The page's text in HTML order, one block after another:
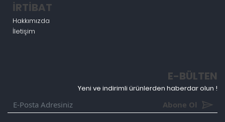
İRTİBAT
Hakkımızda
İletişim
E-BÜLTEN
Yeni ve indirimli ürünlerden haberdar olun !
Abone Ol